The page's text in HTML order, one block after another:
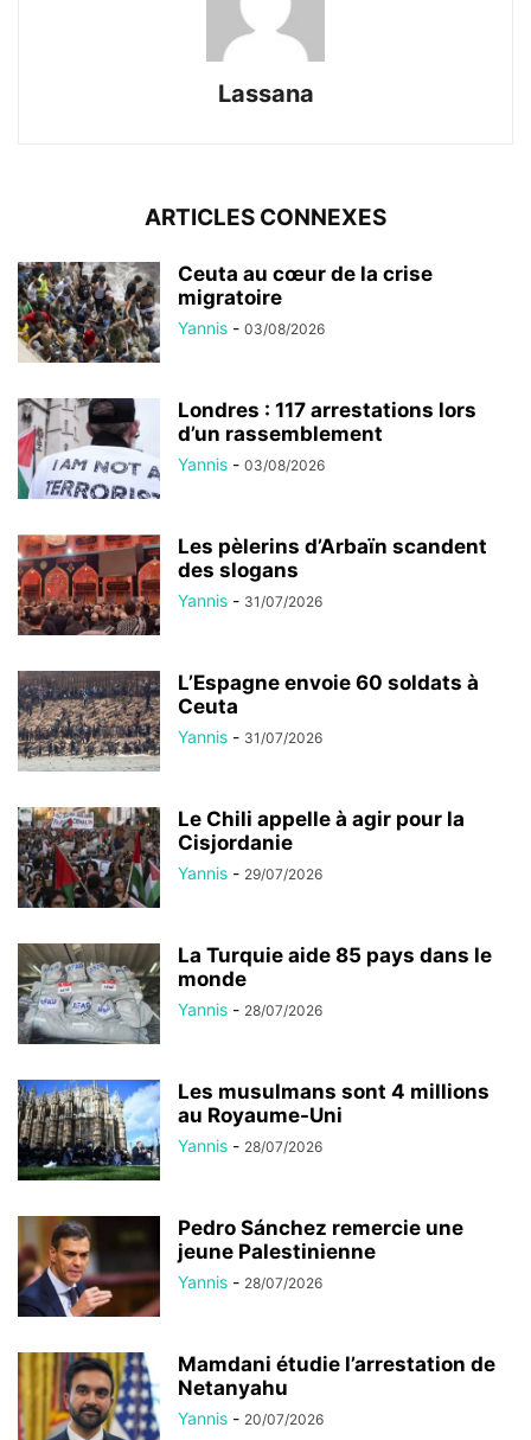
Lassana
ARTICLES CONNEXES
Ceuta au cœur de la crise
migratoire
Yannis - 03/08/2026
Londres : 117 arrestations lors
d’un rassemblement
Yannis - 03/08/2026
Les pèlerins d’Arbaïn scandent
des slogans
Yannis - 31/07/2026
L’Espagne envoie 60 soldats à
Ceuta
Yannis - 31/07/2026
Le Chili appelle à agir pour la
Cisjordanie
Yannis - 29/07/2026
La Turquie aide 85 pays dans le
monde
Yannis - 28/07/2026
Les musulmans sont 4 millions
au Royaume-Uni
Yannis - 28/07/2026
Pedro Sánchez remercie une
jeune Palestinienne
Yannis - 28/07/2026
Mamdani étudie l’arrestation de
Netanyahu
Yannis - 20/07/2026